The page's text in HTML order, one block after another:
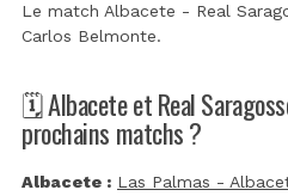
Le match Albacete - Real
Carlos Belmonte.
🗓️ Albacete et Real
prochains matchs ?
Albacete : Las Palmas -